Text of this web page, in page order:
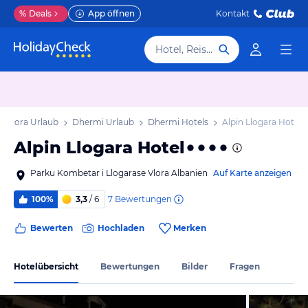
% Deals App öffnen Kontakt
Hotel, Reiseziel
Vlora Urlaub Dhermi Urlaub Dhermi Hotels Alpin Llogara Hotel
Alpin Llogara Hotel
Parku Kombetar i Llogarase Vlora Albanien Auf Karte anzeigen
100% 3,3 / 6 7 Bewertungen
Bewerten Hochladen Merken
Hotelübersicht Bewertungen Bilder Fragen